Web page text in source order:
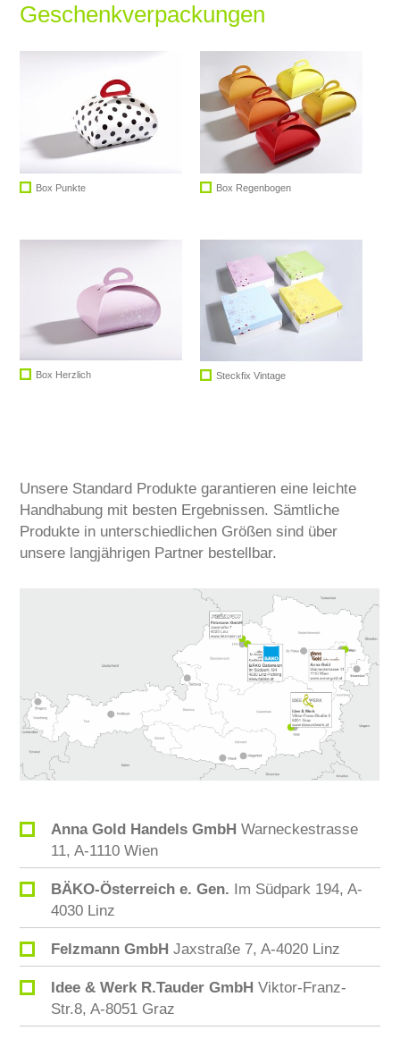
Geschenkverpackungen
Box Punkte Box Regenbogen
Box Herzlich Steckfix Vintage
Unsere Standard Produkte garantieren eine leichte
Handhabung mit besten Ergebnissen. Sämtliche
Produkte in unterschiedlichen Größen sind über
unsere langjährigen Partner bestellbar.
Anna Gold Handels GmbH Warneckestrasse
11, A-1110 Wien
BÄKO-Österreich e. Gen. Im Südpark 194, A-
4030 Linz
Felzmann GmbH Jaxstraße 7, A-4020 Linz
Idee & Werk R.Tauder GmbH Viktor-Franz-
Str.8, A-8051 Graz